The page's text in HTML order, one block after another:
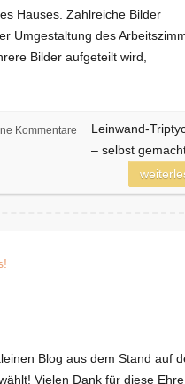
Hauses. Zahlreiche Bilder
Umgestaltung des
Bilder aufgeteilt wird,
Kommentare
Leinwand-
– selbst
Blog aus dem Stand auf
Vielen Dank für diese